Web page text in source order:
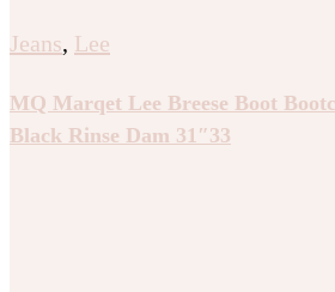
Jeans, Lee
MQ Marqet Lee Breese Boot
Black Rinse Dam 31″33